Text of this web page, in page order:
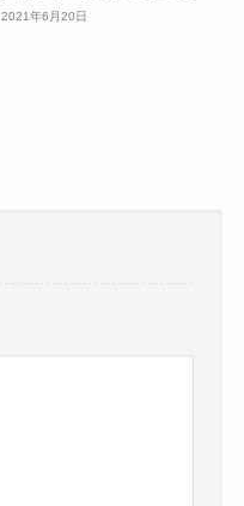
2021年6月20日